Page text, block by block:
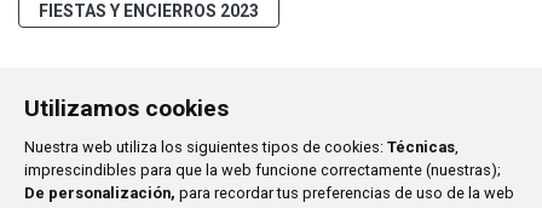
Utilizamos cookies
Nuestra web utiliza los siguientes tipos de cookies: Técnicas,
imprescindibles para que la web funcione correctamente (nuestras);
De personalización, para recordar tus preferencias de uso de la web
FIESTAS Y ENCIERROS 2023
la Constitución, 1
916 597 100